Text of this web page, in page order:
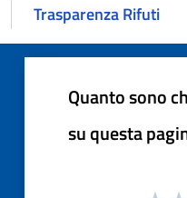
Trasparenza Rifuti
Quanto sono
su questa